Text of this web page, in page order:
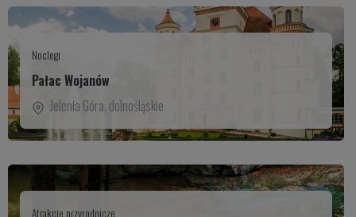
Noclegi
Pałac Wojanów
Jelenia Góra, dolnośląskie
Atrakcje przyrodnicze